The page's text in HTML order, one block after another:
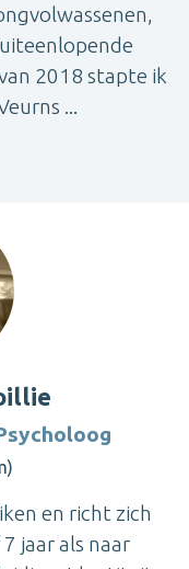
2018 stapte ik
...
en richt zich
jaar als naar